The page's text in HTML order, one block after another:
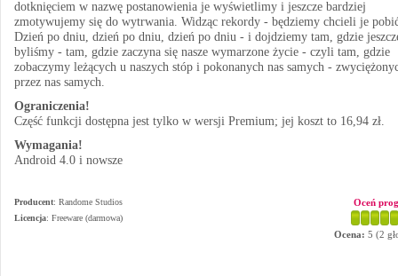
dotknięciem w nazwę postanowienia je wyświetlimy i jeszcze bardziej
zmotywujemy się do wytrwania. Widząc rekordy - będziemy chcieli je
Dzień po dniu, dzień po dniu, dzień po dniu - i dojdziemy tam, gdzie
byliśmy - tam, gdzie zaczyna się nasze wymarzone życie - czyli tam, gdzie
zobaczymy leżących u naszych stóp i pokonanych nas samych -
przez nas samych.
Ograniczenia!
Część funkcji dostępna jest tylko w wersji Premium; jej koszt to 16,94 zł.
Wymagania!
Android 4.0 i nowsze
Producent: Randome Studios
Licencja: Freeware (darmowa)
Oceń
Ocena: 5 (2